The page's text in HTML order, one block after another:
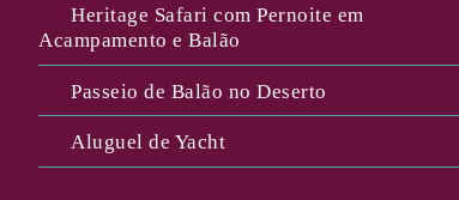
Heritage Safari com Pernoite em
Acampamento e Balão
Passeio de Balão no Deserto
Aluguel de Yacht